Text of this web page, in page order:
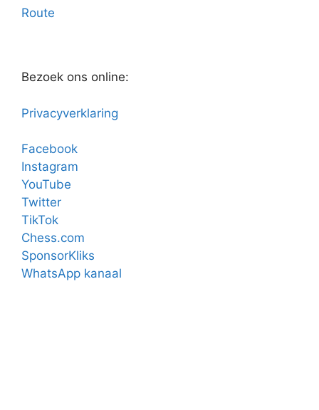
Route
Bezoek ons online:
Privacyverklaring
Facebook
Instagram
YouTube
Twitter
TikTok
Chess.com
SponsorKliks
WhatsApp kanaal